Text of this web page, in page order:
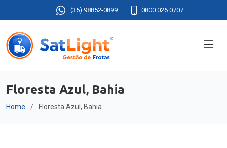
(35) 98852-0899 0800 026 0707
Floresta Azul, Bahia
Home Floresta Azul, Bahia